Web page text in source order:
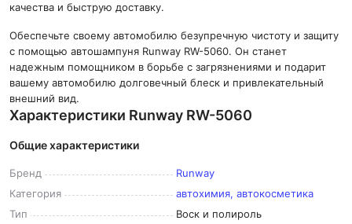
качества и быструю доставку.
Обеспечьте своему автомобилю безупречную чистоту и защиту
с помощью автошампуня Runway RW-5060. Он станет
надежным помощником в борьбе с загрязнениями и подарит
вашему автомобилю долговечный блеск и привлекательный
внешний вид.
Характеристики Runway RW-5060
Общие характеристики
Бренд
Runway
Категория
автохимия, автокосметика
Тип
Воск и полироль